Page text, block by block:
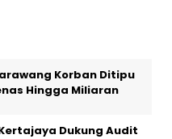
Korban Ditipu
Hingga Miliaran
Dukung Audit